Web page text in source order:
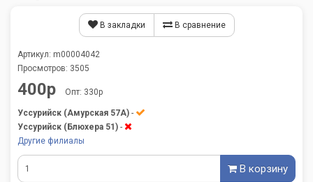
В закладки В сравнение
Артикул: m00004042
Просмотров: 3505
400р Опт: 330р
Уссурийск (Амурская 57А) -
Уссурийск (Блюхера 51) -
Другие филиалы
В корзину